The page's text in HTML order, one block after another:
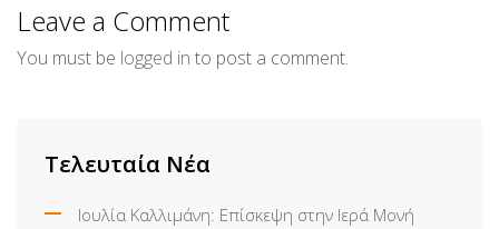
Leave a Comment
You must be logged in to post a comment.
Τελευταία Νέα
Ιουλία Καλλιμάνη: Επίσκεψη στην Ιερά Μονή